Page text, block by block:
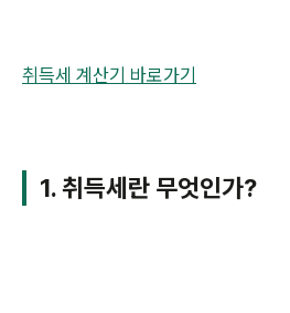
취득세 계산기 바로가기
1. 취득세란 무엇인가?